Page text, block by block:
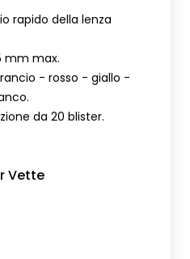
rapido della lenza
mm max.
- rosso - giallo -
da 20 blister.
Vette